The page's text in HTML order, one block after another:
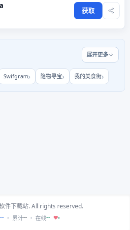
获取
展开更多
Swifgram 隐物寻宝 我的美食街
件下载站. All rights reserved.
-- 累计-- 在线-- ♥